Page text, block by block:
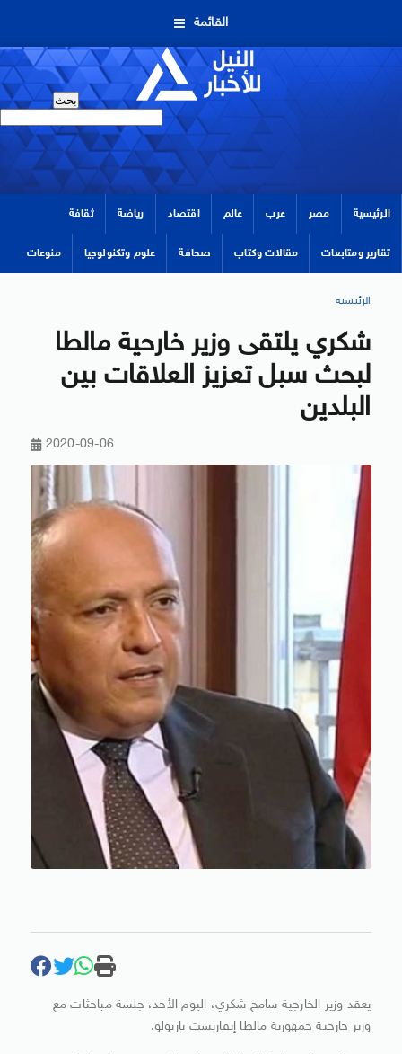
القائمة
الرئيسية مصر عرب عالم اقتصاد رياضة ثقافة
تقارير ومتابعات مقالات وكتاب صحافة علوم وتكنولوجيا منوعات
الرئيسية
شكري يلتقى وزير خارحية مالطا
لبحث سبل تعزيز العلاقات بين
البلدين
2020-09-06
يعقد وزير الخارجية سامح شكري، اليوم الأحد، جلسة مباحثات مع
وزير خارجية جمهورية مالطا إيفاريست بارتولو.